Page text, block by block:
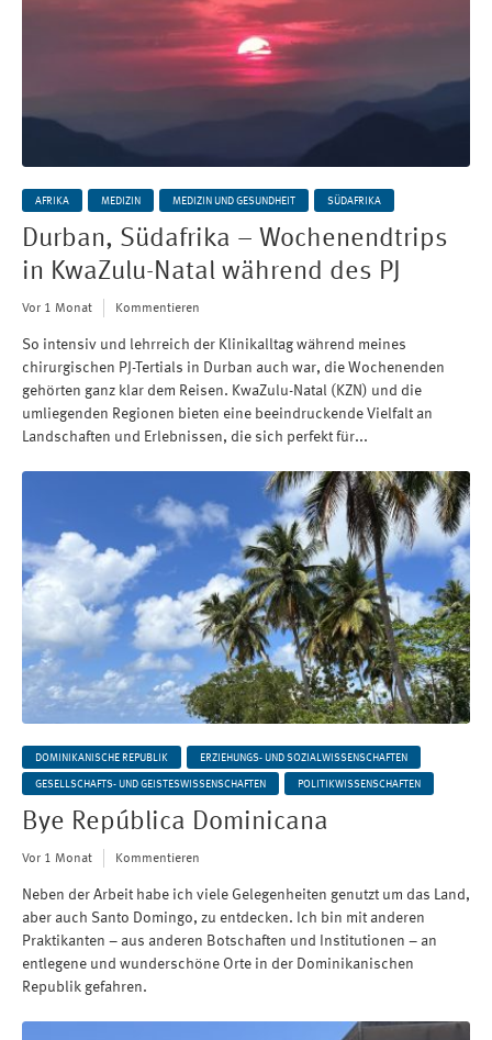
AFRIKA MEDIZIN MEDIZIN UND GESUNDHEIT SÜDAFRIKA
Durban, Südafrika – Wochenendtrips
in KwaZulu-Natal während des PJ
Vor 1 Monat Kommentieren
So intensiv und lehrreich der Klinikalltag während meines
chirurgischen PJ-Tertials in Durban auch war, die Wochenenden
gehörten ganz klar dem Reisen. KwaZulu-Natal (KZN) und die
umliegenden Regionen bieten eine beeindruckende Vielfalt an
Landschaften und Erlebnissen, die sich perfekt für...
DOMINIKANISCHE REPUBLIK ERZIEHUNGS- UND SOZIALWISSENSCHAFTEN
GESELLSCHAFTS- UND GEISTESWISSENSCHAFTEN POLITIKWISSENSCHAFTEN
Bye República Dominicana
Vor 1 Monat Kommentieren
Neben der Arbeit habe ich viele Gelegenheiten genutzt um das Land,
aber auch Santo Domingo, zu entdecken. Ich bin mit anderen
Praktikanten – aus anderen Botschaften und Institutionen – an
entlegene und wunderschöne Orte in der Dominikanischen
Republik gefahren.